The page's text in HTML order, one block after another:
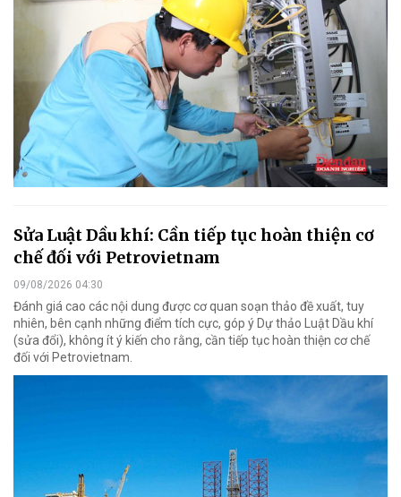
Sửa Luật Dầu khí: Cần tiếp tục hoàn thiện cơ
chế đối với Petrovietnam
09/08/2026 04:30
Đánh giá cao các nội dung được cơ quan soạn thảo đề xuất, tuy
nhiên, bên cạnh những điểm tích cực, góp ý Dự thảo Luật Dầu khí
(sửa đổi), không ít ý kiến cho rằng, cần tiếp tục hoàn thiện cơ chế
đối với Petrovietnam.